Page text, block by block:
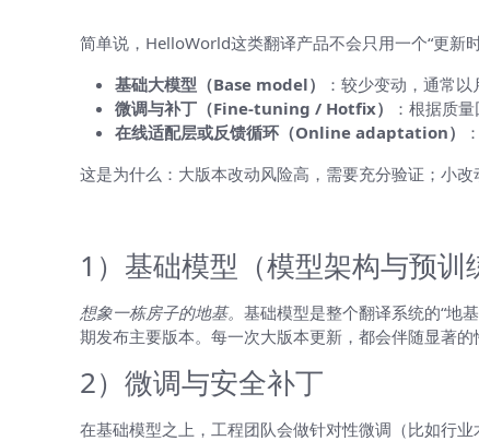
简单说，HelloWorld这类翻译产品不会只用一个“更新
基础大模型（Base model）
：较少变动，通常以
微调与补丁（Fine-tuning / Hotfix）
：根据质
在线适配层或反馈循环（Online adaptation）
这是为什么：大版本改动风险高，需要充分验证；小改
1）基础模型（模型架构与预训
想象一栋房子的地基。 基础模型是整个翻译系统的“地
期发布主要版本。每一次大版本更新，都会伴随显著的
2）微调与安全补丁
在基础模型之上，工程团队会做针对性微调（比如行